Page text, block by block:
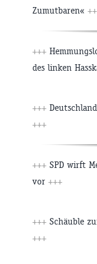
Zumutbaren«
+++
des linken
+++
+++
+++ SPD wirft
vor +++
+++ Schäuble
+++